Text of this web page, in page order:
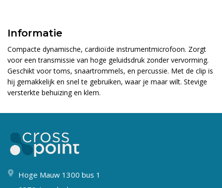
Informatie
Compacte dynamische, cardioïde instrumentmicrofoon. Zorgt
voor een transmissie van hoge geluidsdruk zonder vervorming.
Geschikt voor toms, snaartrommels, en percussie. Met de clip is
hij gemakkelijk en snel te gebruiken, waar je maar wilt. Stevige
versterkte behuizing en klem.
Hoge Mauw 1300 bus 1